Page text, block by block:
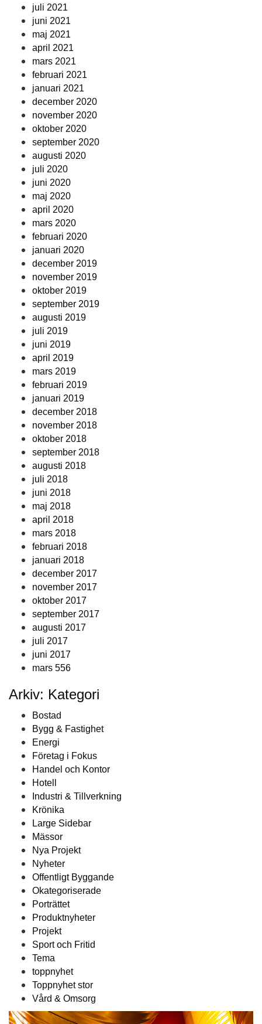
juli 2021
juni 2021
maj 2021
april 2021
mars 2021
februari 2021
januari 2021
december 2020
november 2020
oktober 2020
september 2020
augusti 2020
juli 2020
juni 2020
maj 2020
april 2020
mars 2020
februari 2020
januari 2020
december 2019
november 2019
oktober 2019
september 2019
augusti 2019
juli 2019
juni 2019
april 2019
mars 2019
februari 2019
januari 2019
december 2018
november 2018
oktober 2018
september 2018
augusti 2018
juli 2018
juni 2018
maj 2018
april 2018
mars 2018
februari 2018
januari 2018
december 2017
november 2017
oktober 2017
september 2017
augusti 2017
juli 2017
juni 2017
mars 556
Arkiv: Kategori
Bostad
Bygg & Fastighet
Energi
Företag i Fokus
Handel och Kontor
Hotell
Industri & Tillverkning
Krönika
Large Sidebar
Mässor
Nya Projekt
Nyheter
Offentligt Byggande
Okategoriserade
Porträttet
Produktnyheter
Projekt
Sport och Fritid
Tema
toppnyhet
Toppnyhet stor
Vård & Omsorg